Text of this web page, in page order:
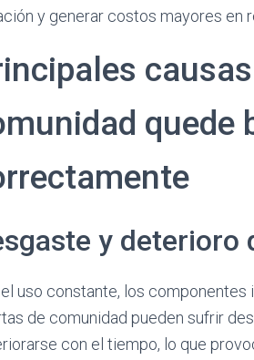
y generar costos mayores en
quede
y deterioro
el uso constante, los
de comunidad pueden sufrir
con el tiempo, lo que